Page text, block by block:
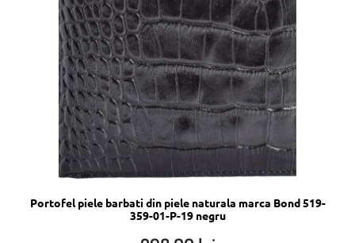
Portofel piele barbati din piele naturala marca Bond 519-
359-01-P-19 negru